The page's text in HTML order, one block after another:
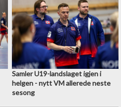
Samler U19-landslaget igjen i
helgen - nytt VM allerede neste
sesong